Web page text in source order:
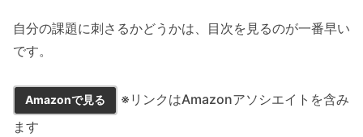
自分の課題に刺さるかどうかは、目次を見るのが一番早い
です。
Amazonで見る
※リンクはAmazonアソシエイトを含み
ます